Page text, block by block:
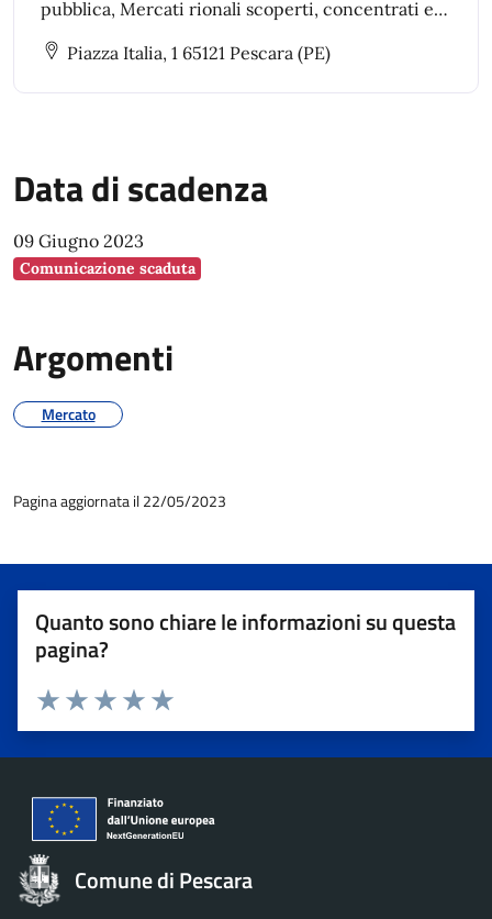
pubblica, Mercati rionali scoperti, concentrati e
diffusi, Mercato Ittico, Bandi e avvisi pubblici per
l’assegnazione spazi per commercio su area
pubblica
Piazza Italia, 1 65121 Pescara (PE)
Data di scadenza
09 Giugno 2023
Comunicazione scaduta
Argomenti
Mercato
Pagina aggiornata il 22/05/2023
Quanto sono chiare le informazioni su questa
pagina?
Valuta 5 stelle su 5
Valuta 4 stelle su 5
Valuta 3 stelle su 5
Valuta 2 stelle su 5
Valuta 1 stelle su 5
Comune di Pescara